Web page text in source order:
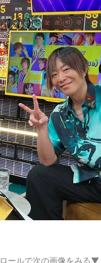
ールで次の画像をみる▼